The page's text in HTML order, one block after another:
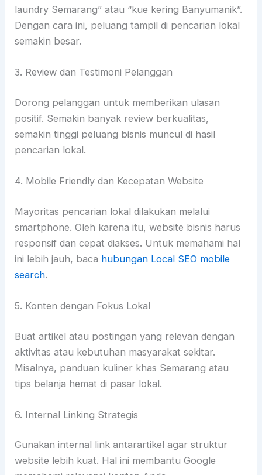
laundry Semarang” atau “kue kering Banyumanik”.
Dengan cara ini, peluang tampil di pencarian lokal
semakin besar.
3. Review dan Testimoni Pelanggan
Dorong pelanggan untuk memberikan ulasan
positif. Semakin banyak review berkualitas,
semakin tinggi peluang bisnis muncul di hasil
pencarian lokal.
4. Mobile Friendly dan Kecepatan Website
Mayoritas pencarian lokal dilakukan melalui
smartphone. Oleh karena itu, website bisnis harus
responsif dan cepat diakses. Untuk memahami hal
ini lebih jauh, baca hubungan Local SEO mobile
search.
5. Konten dengan Fokus Lokal
Buat artikel atau postingan yang relevan dengan
aktivitas atau kebutuhan masyarakat sekitar.
Misalnya, panduan kuliner khas Semarang atau
tips belanja hemat di pasar lokal.
6. Internal Linking Strategis
Gunakan internal link antarartikel agar struktur
website lebih kuat. Hal ini membantu Google